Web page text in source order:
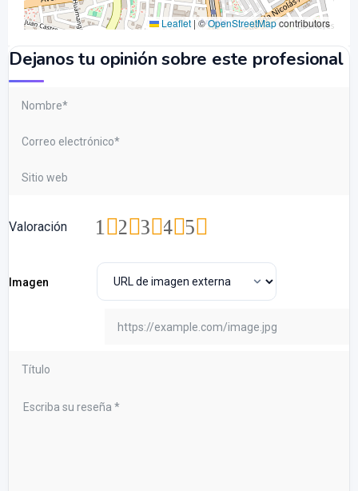
Leaflet | ©OpenStreetMapcontributors
Dejanos tu opinión sobre este profesional
Valoración 5
4
3
2
1
Imagen